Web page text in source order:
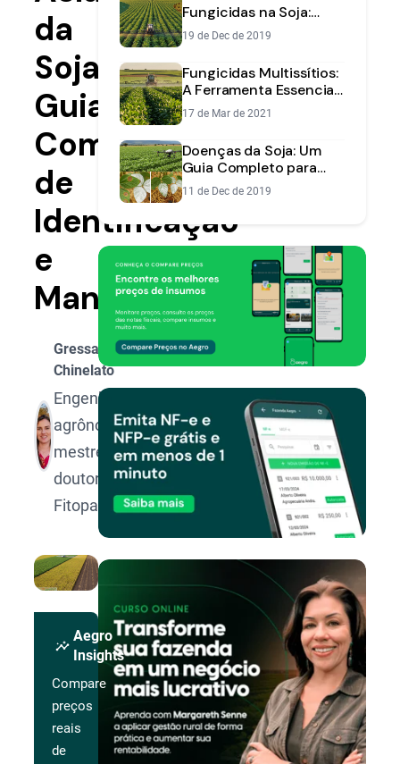
da
Soja:
Guia
Completo
de
Identificação
e
Manejo
Gressa
Chinelato
Engenheira
agrônoma,
mestre e
doutora em
Fitopatologia.
insights
Aegro
Insights
Compare
preços
reais
de
Fungicidas na Soja:
Como Proteger sua
Lavoura e seu
Investimento
19 de Dec de 2019
Fungicidas Multissítios:
A Ferramenta Essencial
Contra a Resistência na
Soja
17 de Mar de 2021
Doenças da Soja: Um
Guia Completo para
Identificar e Controlar
na Sua Lavoura
11 de Dec de 2019